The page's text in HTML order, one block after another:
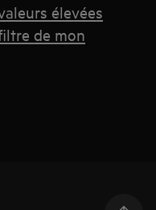
élevées
de mon